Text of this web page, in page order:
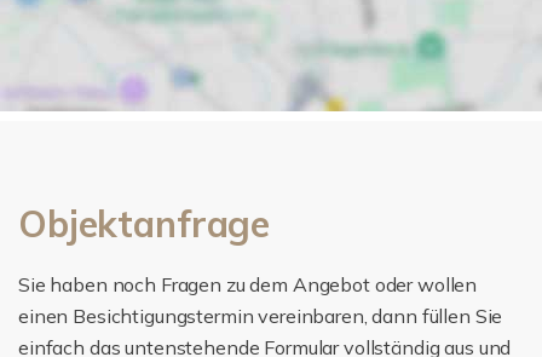
Objektanfrage
Sie haben noch Fragen zu dem Angebot oder wollen
einen Besichtigungstermin vereinbaren, dann füllen Sie
einfach das untenstehende Formular vollständig aus und